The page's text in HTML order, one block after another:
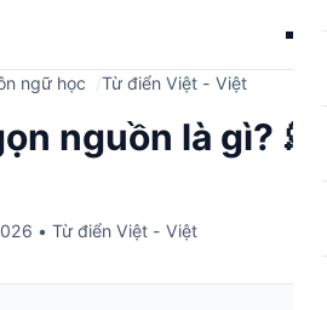
ngữ học Từ điển Việt - Việt
nguồn là gì? 💭
• Từ điển Việt - Việt